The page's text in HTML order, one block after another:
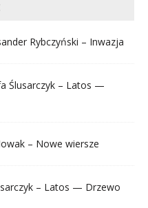
Rybczyński – Inwazja
Ślusarczyk – Latos —
– Nowe wiersze
– Latos — Drzewo